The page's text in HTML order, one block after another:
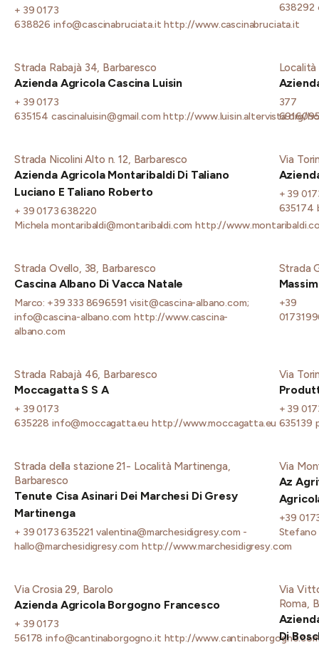
+ 39 0173
638826 info@cascinabruciata.it http://www.cascinabruciata.it
638292
Strada Rabajà 34, Barbaresco
Azienda Agricola Cascina Luisin
+ 39 0173
635154 cascinaluisin@gmail.com http://www.luisin.altervista.org/
Località
377
Strada Nicolini Alto n. 12, Barbaresco
Azienda Agricola Montaribaldi Di Taliano
Luciano E Taliano Roberto
+ 39 0173 638220
Michela montaribaldi@montaribaldi.com http://
Via
+ 39
635174
Strada Ovello, 38, Barbaresco
Cascina Albano Di Vacca Natale
Marco: +39 333 8696591 visit@cascina-albano.com;
info@cascina-albano.com http://www.cascina-
albano.com
Strada
+39
Strada Rabajà 46, Barbaresco
Moccagatta S S A
+ 39 0173
635228 info@moccagatta.eu http://www.moccagatta.eu
Via
+ 39
635139
Strada della stazione 21- Località Martinenga,
Barbaresco
Tenute Cisa Asinari Dei Marchesi Di Gresy
Martinenga
+ 39 0173 635221 valentina@marchesidigresy.com -
hallo@marchesidigresy.com http://www.marchesidigresy.com
Via
Az
+39
Stefano
Via Crosia 29, Barolo
Azienda Agricola Borgogno Francesco
+ 39 0173
56178 info@cantinaborgogno.it http://
Via
Roma,
Di